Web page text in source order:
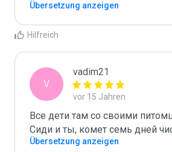
Übersetzung anzeigen
Hilfreich
V
vadim21
vor 15 Jahren
Все дети там со своими
Сиди и ты, комет семь дней
Übersetzung anzeigen